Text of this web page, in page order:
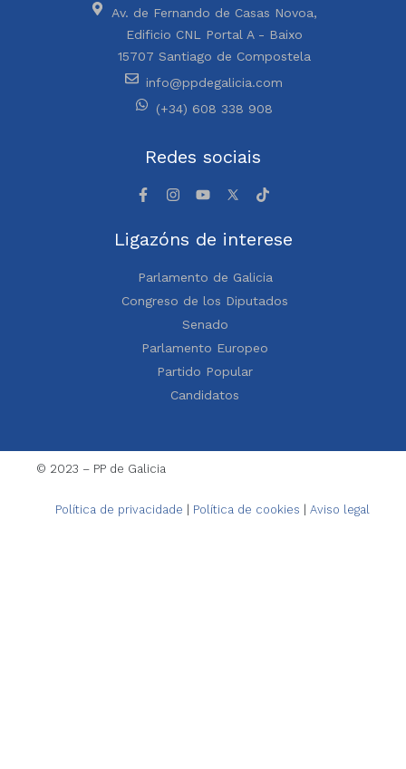
Av. de Fernando de Casas Novoa,
Edificio CNL Portal A - Baixo
15707 Santiago de Compostela
info@ppdegalicia.com
(+34) 608 338 908
Redes sociais
Ligazóns de interese
Parlamento de Galicia
Congreso de los Diputados
Senado
Parlamento Europeo
Partido Popular
Candidatos
© 2023 – PP de Galicia
Política de privacidade Política de cookies Aviso legal